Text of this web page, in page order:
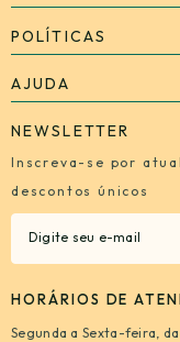
POLÍTICAS
AJUDA
NEWSLETTER
Inscreva-se por
descontos únicos
HORÁRIOS DE
Segunda a Sexta-feira,